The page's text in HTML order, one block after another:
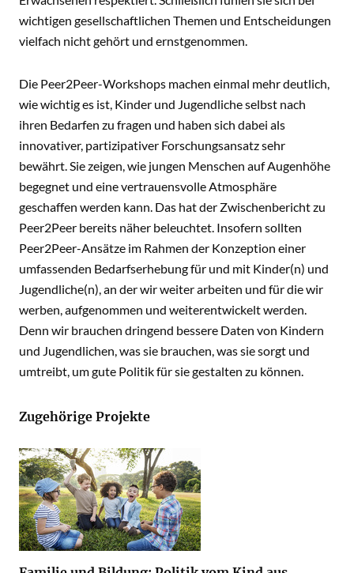
wichtigen gesellschaftlichen Themen und Entscheidungen
vielfach nicht gehört und ernstgenommen.
Die Peer2Peer-Workshops machen einmal mehr deutlich,
wie wichtig es ist, Kinder und Jugendliche selbst nach
ihren Bedarfen zu fragen und haben sich dabei als
innovativer, partizipativer Forschungsansatz sehr
bewährt. Sie zeigen, wie jungen Menschen auf Augenhöhe
begegnet und eine vertrauensvolle Atmosphäre
geschaffen werden kann. Das hat der Zwischenbericht zu
Peer2Peer bereits näher beleuchtet. Insofern sollten
Peer2Peer-Ansätze im Rahmen der Konzeption einer
umfassenden Bedarfserhebung für und mit Kinder(n) und
Jugendliche(n), an der wir weiter arbeiten und für die wir
werben, aufgenommen und weiterentwickelt werden.
Denn wir brauchen dringend bessere Daten von Kindern
und Jugendlichen, was sie brauchen, was sie sorgt und
umtreibt, um gute Politik für sie gestalten zu können.
Zugehörige Projekte